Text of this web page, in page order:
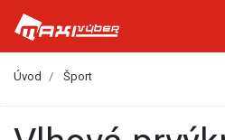
Úvod Šport